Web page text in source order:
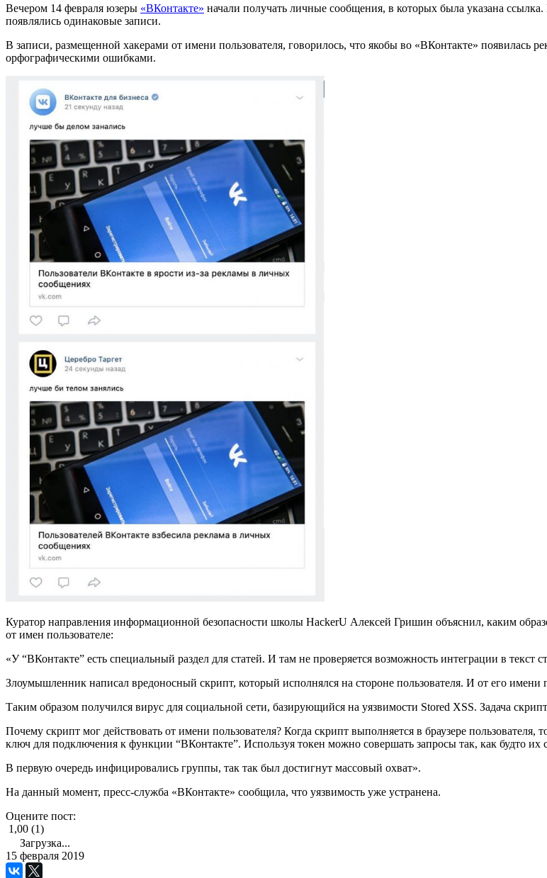
Вечером 14 февраля юзеры «ВКонтакте» начали получать личные сообщения, в которых была указана
появлялись одинаковые записи.
В записи, размещенной хакерами от имени пользователя, говорилось, что якобы во «ВКонтакте» появилась
орфографическими ошибками.
Куратор направления информационной безопасности школы HackerU Алексей Гришин объяснил, каким
от имен пользователе:
«У “ВКонтакте” есть специальный раздел для статей. И там не проверяется возможность интеграции в текст
Злоумышленник написал вредоносный скрипт, который исполнялся на стороне пользователя. И от его
Таким образом получился вирус для социальной сети, базирующийся на уязвимости Stored XSS. Задача
Почему скрипт мог действовать от имени пользователя? Когда скрипт выполняется в браузере
ключ для подключения к функции “ВКонтакте”. Используя токен можно совершать запросы так, как будто их
В первую очередь инфицировались группы, так так был достигнут массовый охват».
На данный момент, пресс-служба «ВКонтакте» сообщила, что уязвимость уже устранена.
Оцените пост:
1,00 (1)
Загрузка...
15 февраля 2019